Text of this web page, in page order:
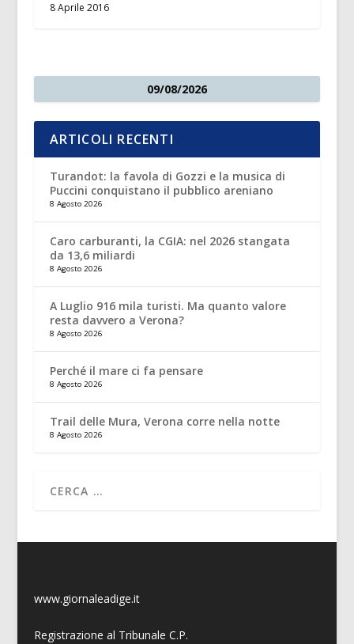
8 Aprile 2016
09/08/2026
ARTICOLI RECENTI
Turandot: la favola di Gozzi e la musica di
Puccini conquistano il pubblico areniano
8 Agosto 2026
Caro carburanti, la CGIA: nel 2026 stangata
da 13,6 miliardi
8 Agosto 2026
A Luglio 916 mila turisti. Ma quanto valore
resta davvero a Verona?
8 Agosto 2026
Perché il mare ci fa pensare
8 Agosto 2026
Trail delle Mura, Verona corre nella notte
8 Agosto 2026
www.giornaleadige.it
Registrazione al Tribunale C.P.